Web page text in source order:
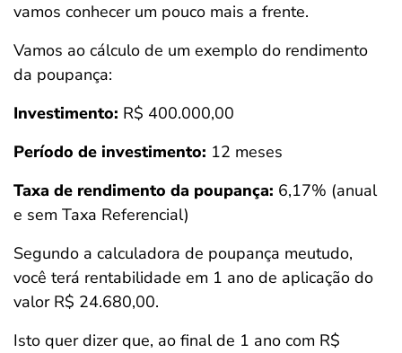
vamos conhecer um pouco mais a frente.
Vamos ao cálculo de um exemplo do rendimento
da poupança:
Investimento: R$ 400.000,00
Período de investimento: 12 meses
Taxa de rendimento da poupança: 6,17% (anual
e sem Taxa Referencial)
Segundo a calculadora de poupança meutudo,
você terá rentabilidade em 1 ano de aplicação do
valor R$ 24.680,00.
Isto quer dizer que, ao final de 1 ano com R$